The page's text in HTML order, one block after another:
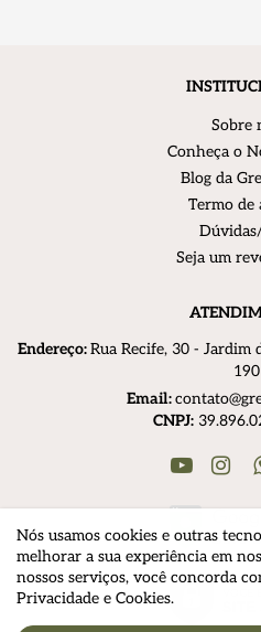
Sobre
Conheça o
Blog da
Termo de
Seja um
Endereço:Rua Recife, 30 - Jardim
190
Email:
CNPJ:
Youtube
Nós usamos cookies e outras
melhorar a sua experiência em
nossos serviços, você concorda
Privacidade e Cookies.